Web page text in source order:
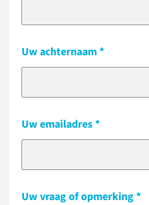
Uw achternaam
Uw emailadres
Uw vraag of opmerking